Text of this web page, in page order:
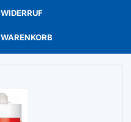
WIDERRUF
WARENKORB